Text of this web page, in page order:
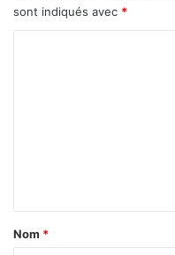
e
sont indiqués avec *
a
Nom *